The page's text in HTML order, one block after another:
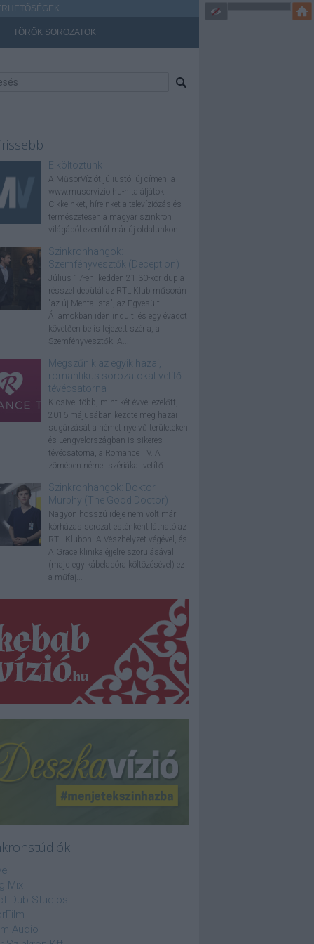
TÖRÖK SOROZATOK
Elköltöztünk
A MűsorVíziót júliustól új címen, a
www.musorvizio.hu-n találjátok.
Cikkeinket, híreinket a televíziózás és
természetesen a magyar szinkron
világából ezentúl már új oldalunkon...
Szinkronhangok:
Szemfényvesztők (Deception)
Július 17-én, kedden 21.30-kor dupla
résszel debütál az RTL Klub műsorán
"az új Mentalista", az Egyesült
Államokban idén indult, és egy évadot
követően be is fejezett széria, a
Szemfényvesztők. A...
Megszűnik az egyik hazai,
romantikus sorozatokat vetítő
tévécsatorna
Kicsivel több, mint két évvel ezelőtt,
2016 májusában kezdte meg hazai
sugárzását a német nyelvű területeken
és Lengyelországban is sikeres
tévécsatorna, a Romance TV. A
zömében német szériákat vetítő...
Szinkronhangok: Doktor
Murphy (The Good Doctor)
Nagyon hosszú ideje nem volt már
kórházas sorozat esténként látható az
RTL Klubon. A Vészhelyzet végével, és
A Grace klinika éjjelre szorulásával
(majd egy kábeladóra költözésével) ez
a műfaj...
Mix
Dub Studios
Audio